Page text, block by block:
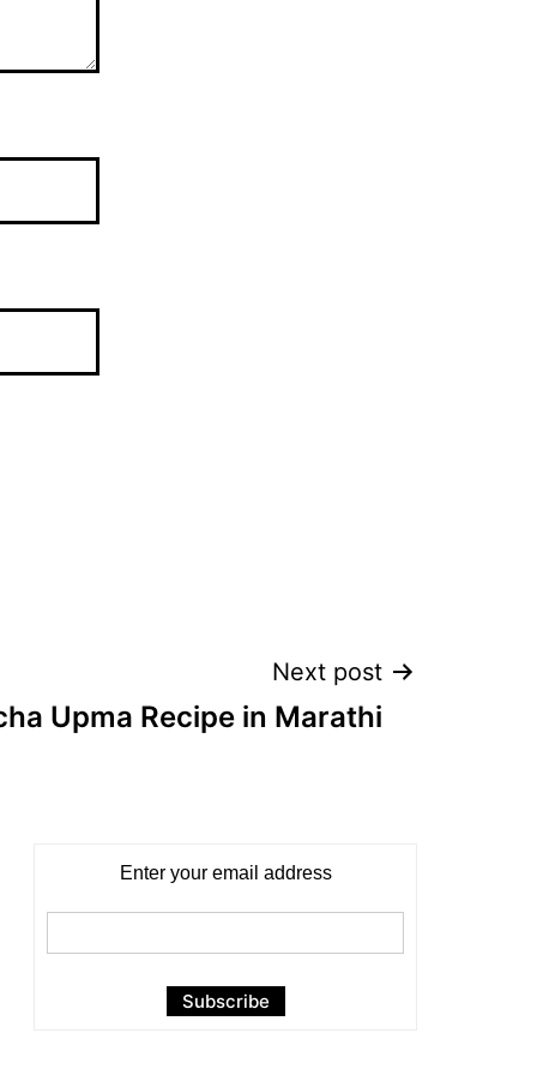
Next post
Upma Recipe in Marathi
Enter your email address